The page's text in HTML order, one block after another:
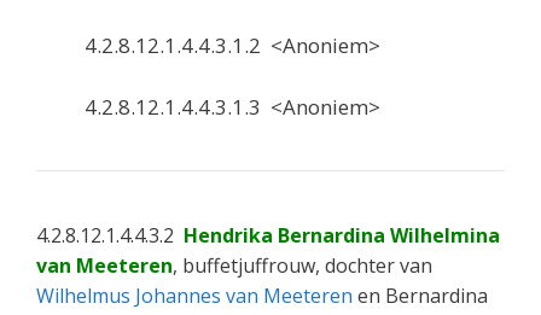
4.2.8.12.1.4.4.3.1.2 <Anoniem>
4.2.8.12.1.4.4.3.1.3 <Anoniem>
4.2.8.12.1.4.4.3.2 Hendrika Bernardina Wilhelmina
van Meeteren, buffetjuffrouw, dochter van
Wilhelmus Johannes van Meeteren en Bernardina